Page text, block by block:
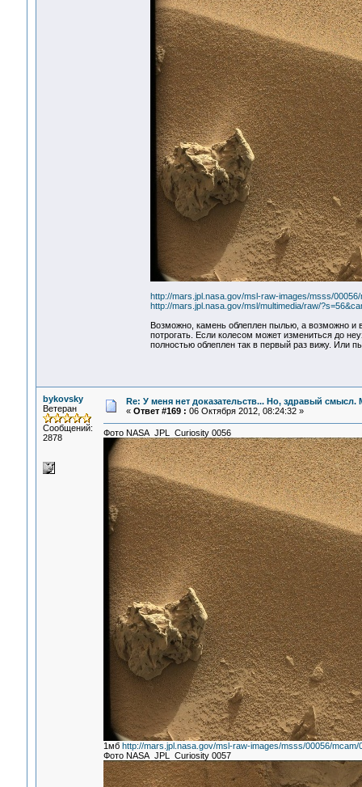
http://mars.jpl.nasa.gov/msl-raw-images/msss/
http://mars.jpl.nasa.gov/msl/multimedia/raw/
Возможно, камень облеплен пылью, а возможно и
потрогать. Если колесом может измениться до
полностью облеплен так в первый раз вижу. Или
bykovsky
Ветеран
Сообщений:
2878
Re: У меня нет доказательств... Но, здравый
« Ответ #169 : 06 Октября 2012, 08:24:32 »
Фото NASA JPL Curiosity 0056
1мб http://mars.jpl.nasa.gov/msl-raw-images/msss/00056/mcam/
Фото NASA JPL Curiosity 0057